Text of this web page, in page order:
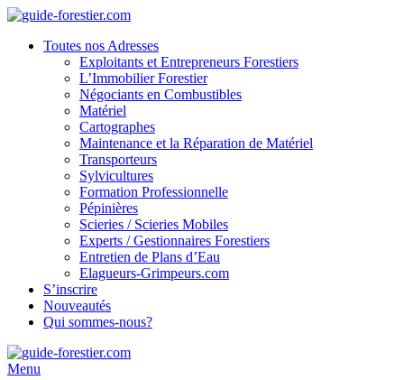
Toutes nos Adresses
Exploitants et Entrepreneurs Forestiers
L’Immobilier Forestier
Négociants en Combustibles
Matériel
Cartographes
Maintenance et la Réparation de Matériel
Transporteurs
Sylvicultures
Formation Professionnelle
Pépinières
Scieries / Scieries Mobiles
Experts / Gestionnaires Forestiers
Entretien de Plans d’Eau
Elagueurs-Grimpeurs.com
S’inscrire
Nouveautés
Qui sommes-nous?
Menu